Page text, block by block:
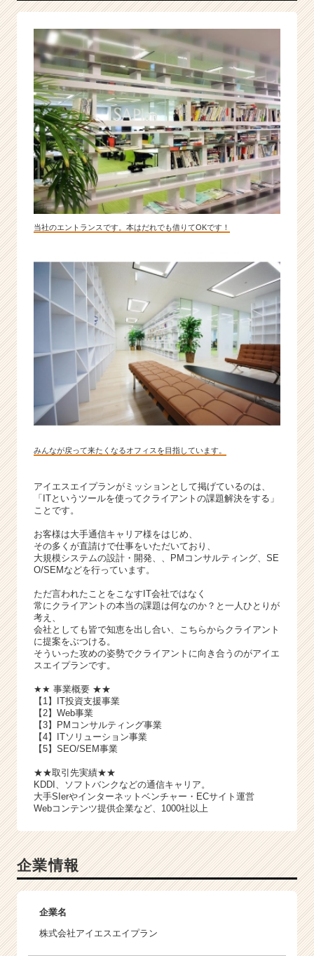
当社のエントランスです。本はだれでも借りてOKです！
みんなが戻って来たくなるオフィスを目指しています。
アイエスエイプランがミッションとして掲げているのは、
「ITというツールを使ってクライアントの課題解決をする」
ことです。
お客様は大手通信キャリア様をはじめ、
その多くが直請けで仕事をいただいており、
大規模システムの設計・開発、、PMコンサルティング、SE
O/SEMなどを行っています。
ただ言われたことをこなすIT会社ではなく
常にクライアントの本当の課題は何なのか？と一人ひとりが
考え、
会社としても皆で知恵を出し合い、こちらからクライアント
に提案をぶつける。
そういった攻めの姿勢でクライアントに向き合うのがアイエ
スエイプランです。
★★ 事業概要 ★★
【1】IT投資支援事業
【2】Web事業
【3】PMコンサルティング事業
【4】ITソリューション事業
【5】SEO/SEM事業
★★取引先実績★★
KDDI、ソフトバンクなどの通信キャリア。
大手SIerやインターネットベンチャー・ECサイト運営
Webコンテンツ提供企業など、1000社以上
企業情報
企業名
株式会社アイエスエイプラン